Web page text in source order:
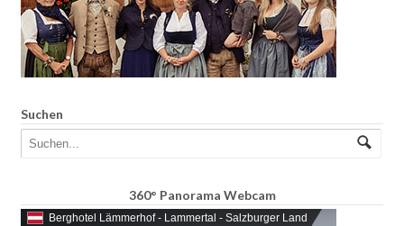
Suchen
360° Panorama Webcam
Berghotel Lämmerhof - Lammertal - Salzburger Land